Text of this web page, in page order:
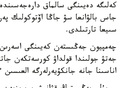
كەلىگە دەيىنگى سالماق
جاس بالۋانعا سۋ جاڭا اۆتوكولىك
سىيعا تارتىلدى.
چەمپيون جەڭىستەن كەيىنگى
جەتۋ جولىندا قولداۋ كورسەتكەن
اناسىنا جانە جانكۇيەرلەرگە